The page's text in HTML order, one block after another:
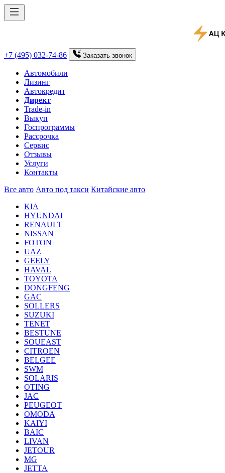
+7 (495) 032-74-86 Заказать звонок
Автомобили
Лизинг
Автокредит
Директ
Trade-in
Выкуп
Госпрограммы
Рассрочка
Сервис
Отзывы
Услуги
Контакты
Все авто Авто под такси Китайские авто
KIA
HYUNDAI
RENAULT
NISSAN
FOTON
UAZ
GEELY
HAVAL
TOYOTA
DONGFENG
GAC
SOLLERS
SUZUKI
TENET
BESTUNE
SOUEAST
CITROEN
BELGEE
SWM
SOLARIS
OTING
JAC
PEUGEOT
OMODA
KAIYI
BAIC
LIVAN
JETOUR
MG
JETTA